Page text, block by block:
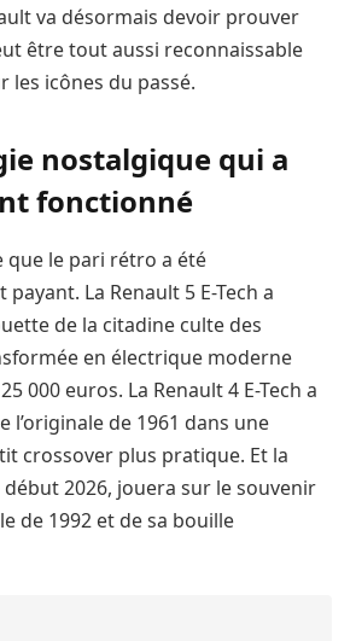
va désormais devoir prouver
être tout aussi reconnaissable
les icônes du passé.
nostalgique qui a
fonctionné
le pari rétro a été
La Renault 5 E-Tech a
de la citadine culte des
en électrique moderne
000 euros. La Renault 4 E-Tech a
l’originale de 1961 dans une
crossover plus pratique. Et la
2026, jouera sur le souvenir
de 1992 et de sa bouille